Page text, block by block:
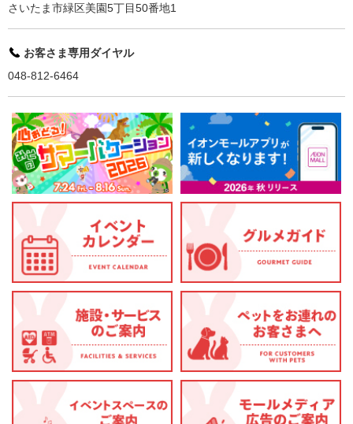
さいたま市緑区美園5丁目50番地1
お客さま専用ダイヤル
048-812-6464